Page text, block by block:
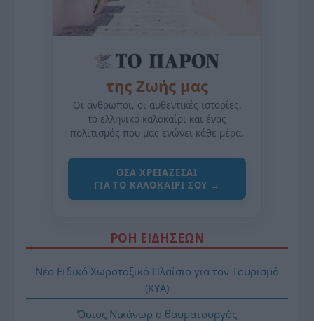
της Ζωής μας
Οι άνθρωποι, οι αυθεντικές ιστορίες,
το ελληνικό καλοκαίρι και ένας
πολιτισμός που μας ενώνει κάθε μέρα.
ΌΣΑ ΧΡΕΙΆΖΕΣΑΙ
ΓΙΑ ΤΟ ΚΑΛΟΚΑΊΡΙ ΣΟΥ →
ΡΟΗ ΕΙΔΗΣΕΩΝ
Νέο Ειδικό Χωροταξικό Πλαίσιο για τον Τουρισμό
(ΚΥΑ)
Όσιος Νικάνωρ ο θαυματουργός